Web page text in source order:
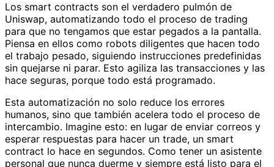
Los smart contracts son el verdadero pulmón de
Uniswap, automatizando todo el proceso de trading
para que no tengamos que estar pegados a la pantalla.
Piensa en ellos como robots diligentes que hacen todo
el trabajo pesado, siguiendo instrucciones predefinidas
sin quejarse ni parar. Esto agiliza las transacciones y las
hace seguras, porque todo está programado.
Esta automatización no solo reduce los errores
humanos, sino que también acelera todo el proceso de
intercambio. Imagine esto: en lugar de enviar correos y
esperar respuestas para hacer un trade, un smart
contract lo hace en segundos. Como tener un asistente
personal que nunca duerme y siempre está listo para el